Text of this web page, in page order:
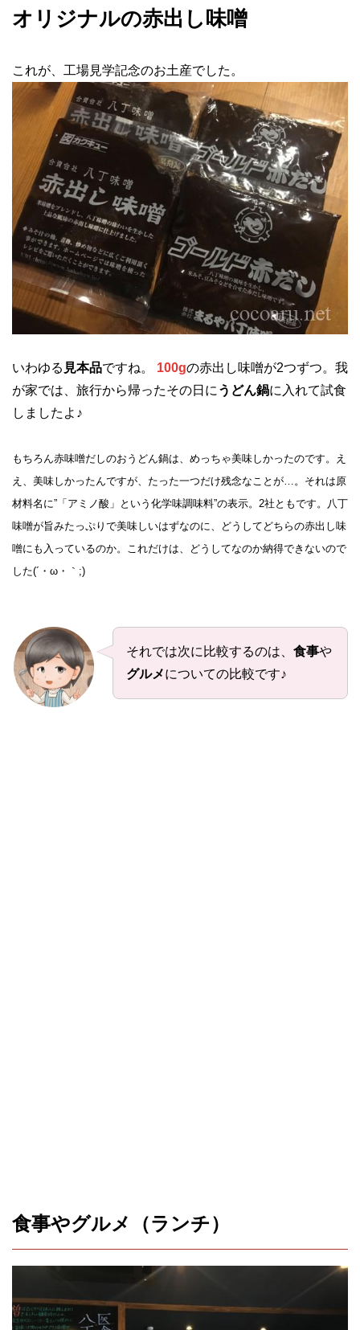
オリジナルの赤出し味噌
これが、工場見学記念のお土産でした。
いわゆる 見本品ですね。 100gの赤出し味噌が2つずつ。我
が家では、旅行から帰ったその日に うどん鍋に入れて試食
しましたよ♪
もちろん赤味噌だしのおうどん鍋は、めっちゃ美味しかったのです。え
え、美味しかったんですが、たった一つだけ残念なことが…。それは原
材料名に”「アミノ酸」という化学味調味料”の表示。2社ともです。八丁
味噌が旨みたっぷりで美味しいはずなのに、どうしてどちらの赤出し味
噌にも入っているのか。これだけは、どうしてなのか納得できないので
した(´・ω・｀;)
それでは次に比較するのは、食事や
グルメについての比較です♪
食事やグルメ（ランチ）